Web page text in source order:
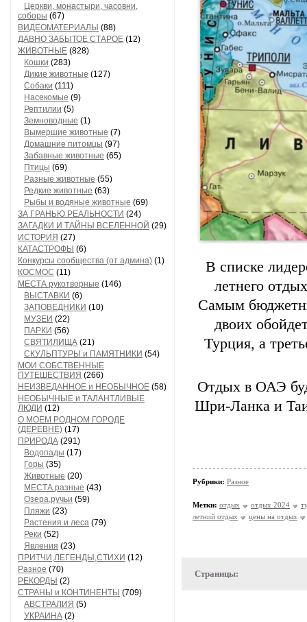
Церкви, монастыри, часовни,
соборы (67)
ВИДЕОМАТЕРИАЛЫ (88)
ДАВНО ЗАБЫТОЕ СТАРОЕ (12)
ЖИВОТНЫЕ (828)
Кошки (283)
Дикие животные (127)
Собаки (111)
Насекомые (9)
Рептилии (5)
Земноводные (1)
Вымершие животные (7)
Домашние питомцы (97)
Забавные животные (65)
Птицы (69)
Разные животные (55)
Редкие животные (63)
Рыбы и водяные животные (69)
ЗА ГРАНЬЮ РЕАЛЬНОСТИ (24)
ЗАГАДКИ И ТАЙНЫ ВСЕЛЕННОЙ (29)
ИСТОРИЯ (27)
КАТАСТРОФЫ (6)
Конкурсы сообщества (от админа) (1)
КОСМОС (11)
МЕСТА рукотворные (146)
ВЫСТАВКИ (6)
ЗАПОВЕДНИКИ (10)
МУЗЕИ (22)
ПАРКИ (56)
СВЯТИЛИЩА (21)
СКУЛЬПТУРЫ и ПАМЯТНИКИ (54)
МОИ СОБСТВЕННЫЕ
ПУТЕШЕСТВИЯ (266)
НЕИЗВЕДАННОЕ и НЕОБЫЧНОЕ (58)
НЕОБЫЧНЫЕ и ТАЛАНТЛИВЫЕ
ЛЮДИ (12)
О МОЕМ РОДНОМ ГОРОДЕ
(ДЕРЕВНЕ) (17)
ПРИРОДА (291)
Водопады (17)
Горы (35)
Животные (20)
МЕСТА разные (43)
Озера,ручьи (59)
Пляжи (23)
Растения и леса (79)
Реки (52)
Явления (23)
ПРИТЧИ,ЛЕГЕНДЫ,СТИХИ (12)
Разное (70)
РЕКОРДЫ (2)
СТРАНЫ и КОНТИНЕНТЫ (709)
АВСТРАЛИЯ (5)
УКРАИНА (2)
В списке
летнего
Самым
двоих
Турция, а
Отдых в ОАЭ
Шри-Ланка и
Рубрики: Разное
Метки: отдых отдых 2024
летний отдых
цены на отдых
Страницы: